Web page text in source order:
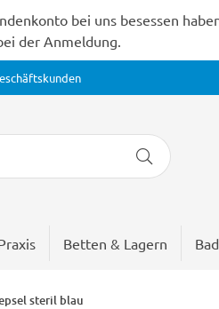
bei uns besessen
der Anmeldung.
Betten & Lagern
steril blau